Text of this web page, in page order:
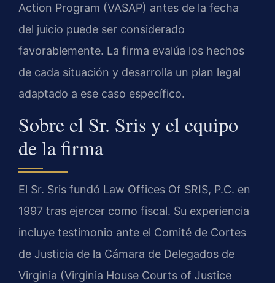
Action Program (VASAP) antes de la fecha
del juicio puede ser considerado
favorablemente. La firma evalúa los hechos
de cada situación y desarrolla un plan legal
adaptado a ese caso específico.
Sobre el Sr. Sris y el equipo
de la firma
El Sr. Sris fundó Law Offices Of SRIS, P.C. en
1997 tras ejercer como fiscal. Su experiencia
incluye testimonio ante el Comité de Cortes
de Justicia de la Cámara de Delegados de
Virginia (Virginia House Courts of Justice